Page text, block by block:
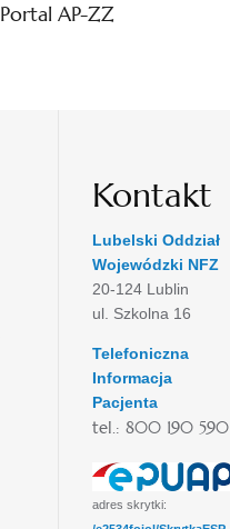
Portal AP-ZZ
Kontakt
Lubelski Oddział
Wojewódzki NFZ
20-124 Lublin
ul. Szkolna 16
Telefoniczna
Informacja
Pacjenta
tel.: 800 190 590
adres skrytki: